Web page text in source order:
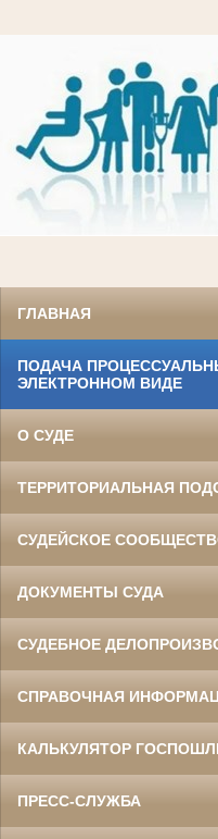
ГЛАВНАЯ
ПОДАЧА
ЭЛЕКТРОННОМ ВИДЕ
О СУДЕ
ТЕРРИТОРИАЛЬНАЯ
СУДЕЙСКОЕ
ДОКУМЕНТЫ СУДА
СУДЕБНОЕ
СПРАВОЧНАЯ
КАЛЬКУЛЯТОР
ПРЕСС-СЛУЖБА